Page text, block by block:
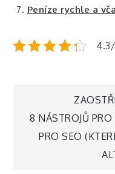
Peníze rychle a
pro
8 NÁSTROJŮ
PRO SEO